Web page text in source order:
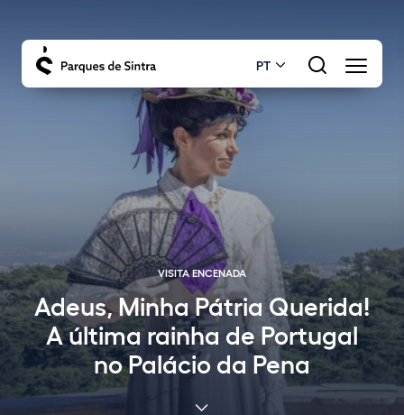
PT
VISITA ENCENADA
Adeus, Minha Pátria Querida!
A última rainha de Portugal
no Palácio da Pena